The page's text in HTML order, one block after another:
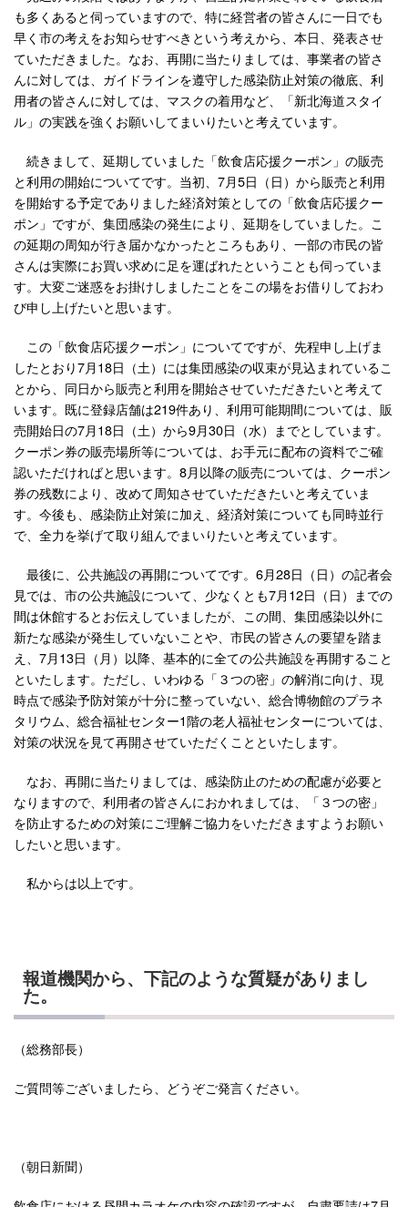
も多くあると伺っていますので、特に経営者の皆さんに一日でも
早く市の考えをお知らせすべきという考えから、本日、発表させ
ていただきました。なお、再開に当たりましては、事業者の皆さ
んに対しては、ガイドラインを遵守した感染防止対策の徹底、利
用者の皆さんに対しては、マスクの着用など、「新北海道スタイ
ル」の実践を強くお願いしてまいりたいと考えています。
続きまして、延期していました「飲食店応援クーポン」の販売
と利用の開始についてです。当初、7月5日（日）から販売と利用
を開始する予定でありました経済対策としての「飲食店応援クー
ポン」ですが、集団感染の発生により、延期をしていました。こ
の延期の周知が行き届かなかったところもあり、一部の市民の皆
さんは実際にお買い求めに足を運ばれたということも伺っていま
す。大変ご迷惑をお掛けしましたことをこの場をお借りしておわ
び申し上げたいと思います。
この「飲食店応援クーポン」についてですが、先程申し上げま
したとおり7月18日（土）には集団感染の収束が見込まれているこ
とから、同日から販売と利用を開始させていただきたいと考えて
います。既に登録店舗は219件あり、利用可能期間については、販
売開始日の7月18日（土）から9月30日（水）までとしています。
クーポン券の販売場所等については、お手元に配布の資料でご確
認いただければと思います。8月以降の販売については、クーポン
券の残数により、改めて周知させていただきたいと考えていま
す。今後も、感染防止対策に加え、経済対策についても同時並行
で、全力を挙げて取り組んでまいりたいと考えています。
最後に、公共施設の再開についてです。6月28日（日）の記者会
見では、市の公共施設について、少なくとも7月12日（日）までの
間は休館するとお伝えしていましたが、この間、集団感染以外に
新たな感染が発生していないことや、市民の皆さんの要望を踏ま
え、7月13日（月）以降、基本的に全ての公共施設を再開すること
といたします。ただし、いわゆる「３つの密」の解消に向け、現
時点で感染予防対策が十分に整っていない、総合博物館のプラネ
タリウム、総合福祉センター1階の老人福祉センターについては、
対策の状況を見て再開させていただくことといたします。
なお、再開に当たりましては、感染防止のための配慮が必要と
なりますので、利用者の皆さんにおかれましては、「３つの密」
を防止するための対策にご理解ご協力をいただきますようお願い
したいと思います。
私からは以上です。
報道機関から、下記のような質疑がありまし
た。
（総務部長）
ご質問等ございましたら、どうぞご発言ください。
（朝日新聞）